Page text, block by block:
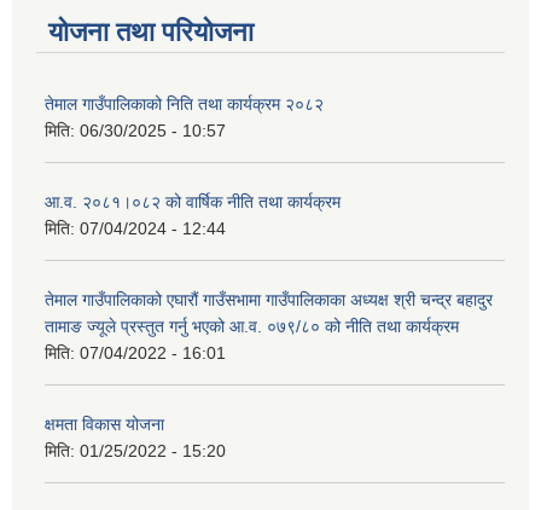
योजना तथा परियोजना
तेमाल गाउँपालिकाको निति तथा कार्यक्रम २०८२
मिति: 06/30/2025 - 10:57
आ.व. २०८१।०८२ को वार्षिक नीति तथा कार्यक्रम
मिति: 07/04/2024 - 12:44
तेमाल गाउँपालिकाको एघारौं गाउँसभामा गाउँपालिकाका अध्यक्ष श्री चन्द्र बहादुर
तामाङ ज्यूले प्रस्तुत गर्नु भएको आ.व. ०७९/८० को नीति तथा कार्यक्रम
मिति: 07/04/2022 - 16:01
क्षमता विकास योजना
मिति: 01/25/2022 - 15:20